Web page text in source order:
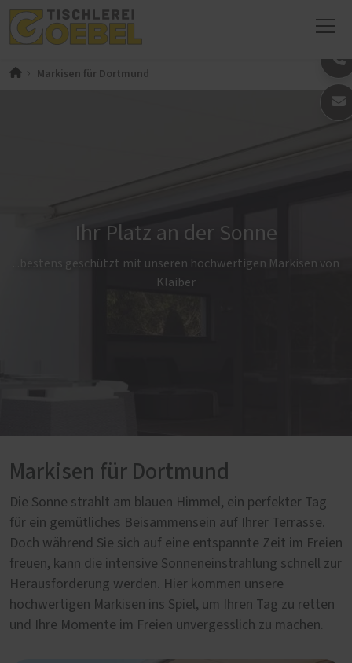
Markisen für Dortmund
Ihr Platz an der Sonne
...bestens geschützt mit unseren hochwertigen Markisen von
Klaiber
Markisen für Dortmund
Die Sonne strahlt am blauen Himmel, ein perfekter Tag
für ein gemütliches Beisammensein auf Ihrer Terrasse.
Doch während Sie sich auf eine entspannte Zeit im Freien
freuen, kann die intensive Sonneneinstrahlung schnell zur
Herausforderung werden. Hier kommen unsere
hochwertigen Markisen ins Spiel, um Ihren Tag zu retten
und Ihre Momente im Freien unvergesslich zu machen.